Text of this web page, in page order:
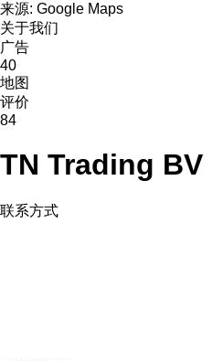
来源: Google Maps
关于我们
广告
40
地图
评价
84
TN Trading BV
联系方式